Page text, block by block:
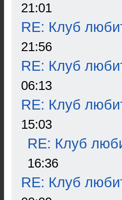
21:01
RE: Клуб
21:56
RE: Клуб
06:13
RE: Клуб
15:03
RE: Клуб
16:36
RE: Клуб